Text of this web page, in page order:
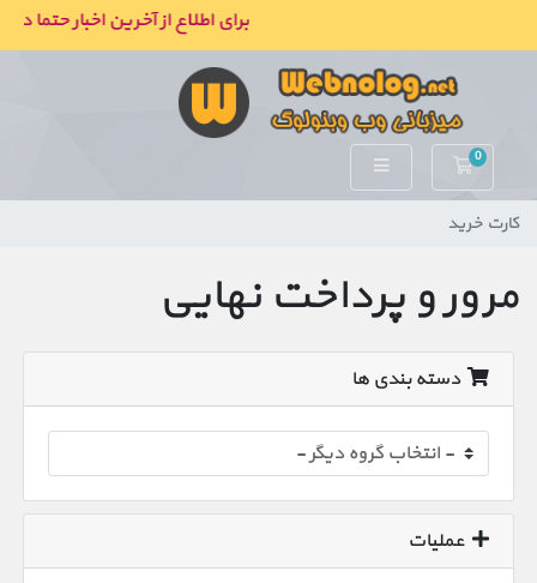
برای اطلاع از آخرین اخبار حتما
0 کارت خرید
کارت خرید
مرور و پرداخت نهایی
دسته بندی ها
عملیات